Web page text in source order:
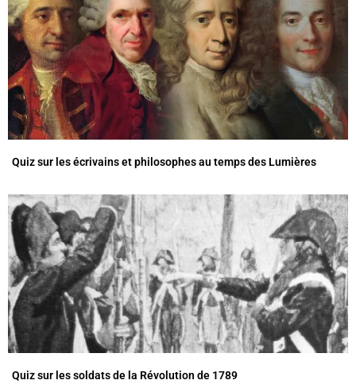
Quiz sur les écrivains et philosophes au temps des Lumières
Quiz sur les soldats de la Révolution de 1789